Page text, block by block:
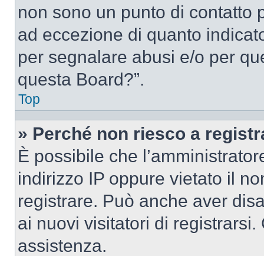
non sono un punto di contatto
ad eccezione di quanto
per segnalare abusi e/o per
questa Board?”.
Top
» Perché non riesco a
È possibile che
indirizzo IP oppure vietato il
registrare. Può anche aver
ai nuovi visitatori di
assistenza.